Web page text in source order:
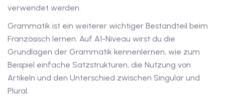
mit
A2
verwendet werden.
Grammatik ist ein weiterer wichtiger Bestandteil beim
Französisch lernen. Auf A1-Niveau wirst du die
Grundlagen der Grammatik kennenlernen, wie zum
Beispiel einfache Satzstrukturen, die Nutzung von
Artikeln und den Unterschied zwischen Singular und
Plural.